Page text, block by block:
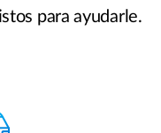
para ayudarle.